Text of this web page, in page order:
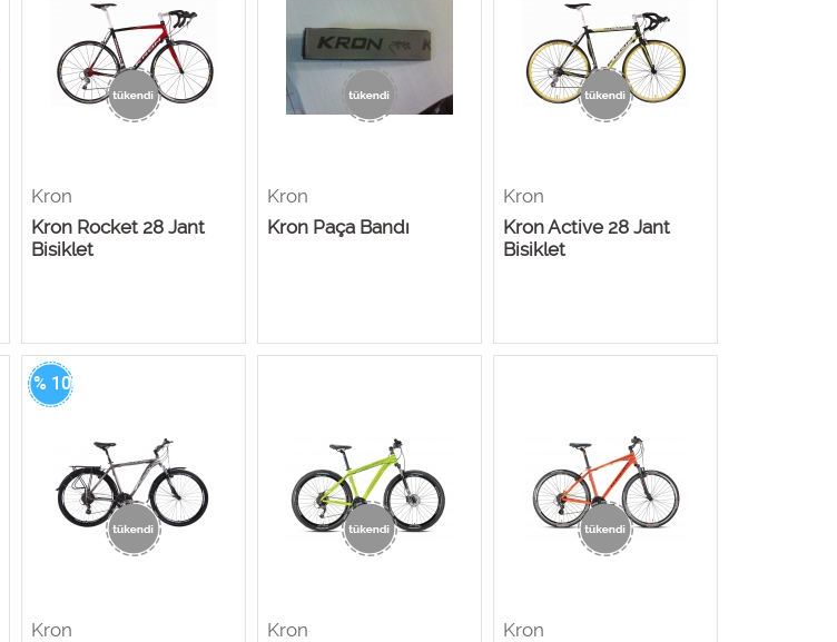
Kron
Kron Rocket 28 Jant
Bisiklet
Kron
Kron Paça Bandı
Kron
Kron Active 28 Jant
Bisiklet
% 100
Kron
Kron
Kron